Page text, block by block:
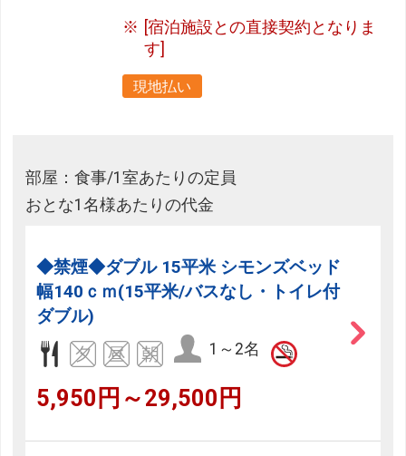
[宿泊施設との直接契約となりま
す]
現地払い
部屋：食事/1室あたりの定員
おとな1名様あたりの代金
◆禁煙◆ダブル 15平米 シモンズベッド
幅140ｃｍ(15平米/バスなし・トイレ付
ダブル)
1～2名
5,950円～29,500円